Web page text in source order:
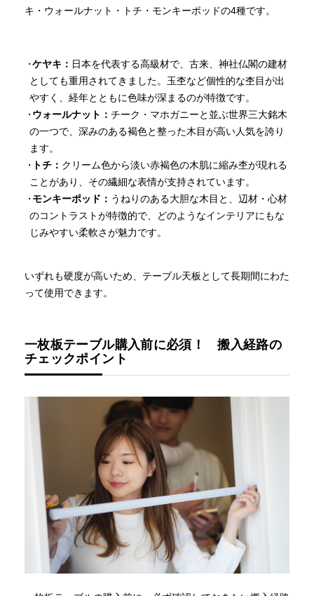
キ・ウォールナット・トチ・モンキーポッドの4種です。
ケヤキ： 日本を代表する高級材で、古来、神社仏閣の建材
としても重用されてきました。玉杢など個性的な杢目が出
やすく、経年とともに色味が深まるのが特徴です。
ウォールナット： チーク・マホガニーと並ぶ世界三大銘木
の一つで、深みのある褐色と整った木目が高い人気を誇り
ます。
トチ： クリーム色から淡い赤褐色の木肌に縮み杢が現れる
ことがあり、その繊細な表情が支持されています。
モンキーポッド： うねりのある大胆な木目と、辺材・心材
のコントラストが特徴的で、どのようなインテリアにもな
じみやすい柔軟さが魅力です。
いずれも硬度が高いため、テーブル天板として長期間にわた
って使用できます。
一枚板テーブル購入前に必須！ 搬入経路の
チェックポイント